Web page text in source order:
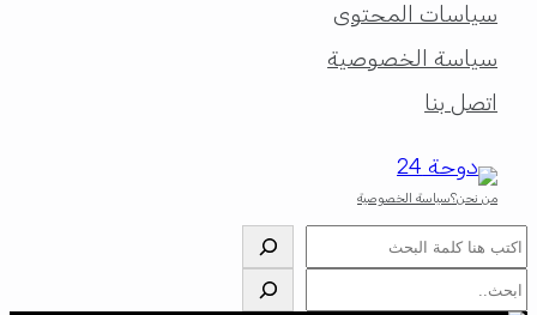
سياسات المحتوى
سياسة الخصوصية
اتصل بنا
من نحن؟سياسة الخصوصية
البحث
البحث